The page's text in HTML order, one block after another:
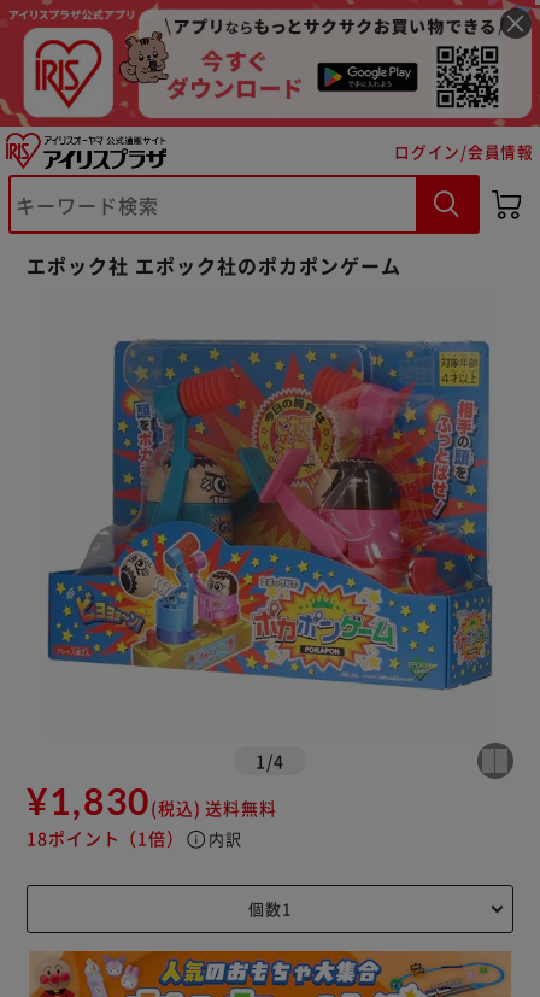
ログイン/会員情報
エポック社 エポック社のポカポンゲーム
1 /4
¥1,830(税込) 送料無料
18ポイント （1倍） info 内訳
※ご確認ください